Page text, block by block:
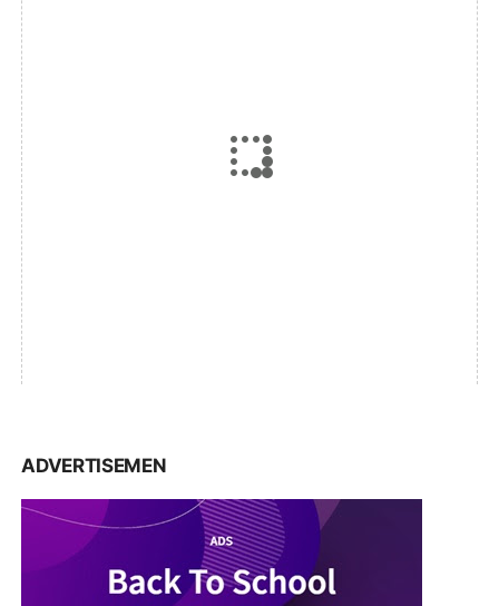
ADVERTISEMEN